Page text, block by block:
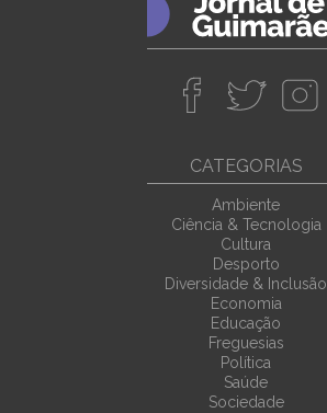
CATEGORIAS
Ambiente
Ciência & Tecnologia
Cultura
Desporto
Diversidade & Inclusão
Economia
Educação
Freguesias
Política
Saúde
Sociedade